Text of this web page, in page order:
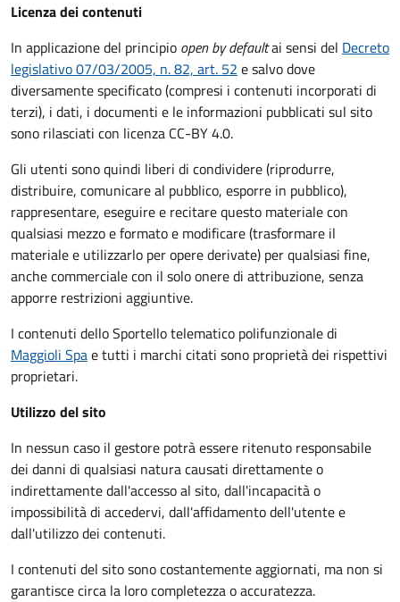
Licenza dei contenuti
In applicazione del principio open by defaultai sensi del Decreto
legislativo 07/03/2005, n. 82, art. 52 e salvo dove
diversamente specificato (compresi i contenuti incorporati di
terzi), i dati, i documenti e le informazioni pubblicati sul sito
sono rilasciati con licenza CC-BY 4.0.
Gli utenti sono quindi liberi di condividere (riprodurre,
distribuire, comunicare al pubblico, esporre in pubblico),
rappresentare, eseguire e recitare questo materiale con
qualsiasi mezzo e formato e modificare (trasformare il
materiale e utilizzarlo per opere derivate) per qualsiasi fine,
anche commerciale con il solo onere di attribuzione, senza
apporre restrizioni aggiuntive.
I contenuti dello Sportello telematico polifunzionaledi
Maggioli Spae tutti i marchi citati sono proprietà dei rispettivi
proprietari.
Utilizzo del sito
In nessun caso il gestore potrà essere ritenuto responsabile
dei danni di qualsiasi natura causati direttamente o
indirettamente dall'accesso al sito, dall'incapacità o
impossibilità di accedervi, dall'affidamento dell'utente e
dall'utilizzo dei contenuti.
I contenuti del sito sono costantemente aggiornati, ma non si
garantisce circa la loro completezza o accuratezza.